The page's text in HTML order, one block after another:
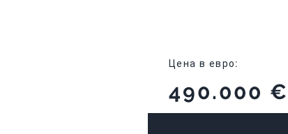
Цена в евро:
490.000 €